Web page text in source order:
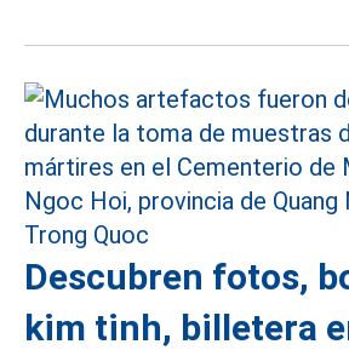
Descubren fotos,
kim tinh, billetera